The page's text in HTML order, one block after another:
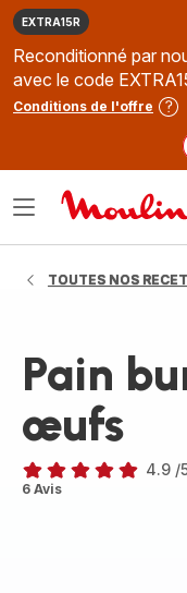
EXTRA15R
Reconditionné par
avec le code
Conditions de l'offre
Ouvrir
TOUTES NOS
Pain
œufs
ratings.4.9
4.9 /
6 Avis